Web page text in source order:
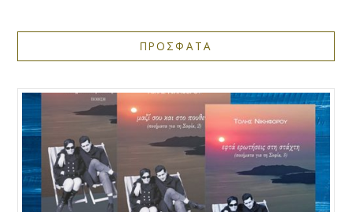
ΠΡΟΣΦΑΤΑ